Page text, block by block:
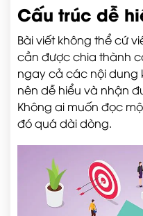
Cấu trúc dễ
Bài viết không thể cứ
cần được chia thành
ngay cả các nội dung
nên dễ hiểu và nhận
Không ai muốn đọc
đó quá dài dòng.